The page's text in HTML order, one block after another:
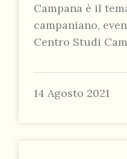
Campana è il
campaniano,
Centro Studi
14 Agosto 2021